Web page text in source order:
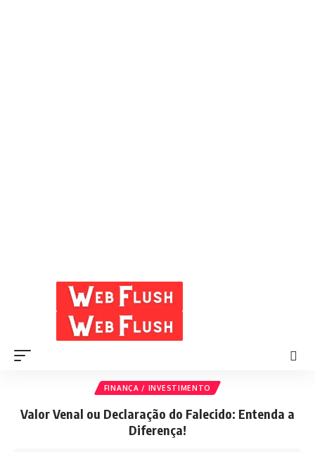
FINANÇA / INVESTIMENTO
Valor Venal ou Declaração do Falecido: Entenda a
Diferença!